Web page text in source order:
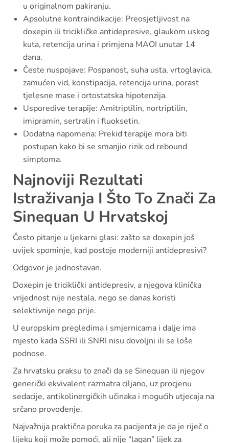
u originalnom pakiranju.
Apsolutne kontraindikacije: Preosjetljivost na
doxepin ili tricikličke antidepresive, glaukom uskog
kuta, retencija urina i primjena MAOI unutar 14
dana.
Česte nuspojave: Pospanost, suha usta, vrtoglavica,
zamućen vid, konstipacija, retencija urina, porast
tjelesne mase i ortostatska hipotenzija.
Usporedive terapije: Amitriptilin, nortriptilin,
imipramin, sertralin i fluoksetin.
Dodatna napomena: Prekid terapije mora biti
postupan kako bi se smanjio rizik od rebound
simptoma.
Najnoviji Rezultati
Istraživanja I Što To Znači Za
Sinequan U Hrvatskoj
Često pitanje u ljekarni glasi: zašto se doxepin još
uvijek spominje, kad postoje moderniji antidepresivi?
Odgovor je jednostavan.
Doxepin je triciklički antidepresiv, a njegova klinička
vrijednost nije nestala, nego se danas koristi
selektivnije nego prije.
U europskim pregledima i smjernicama i dalje ima
mjesto kada SSRI ili SNRI nisu dovoljni ili se loše
podnose.
Za hrvatsku praksu to znači da se Sinequan ili njegov
generički ekvivalent razmatra ciljano, uz procjenu
sedacije, antikolinergičkih učinaka i mogućih utjecaja na
srčano provođenje.
Najvažnija praktična poruka za pacijenta je da je riječ o
lijeku koji može pomoći, ali nije “lagan” lijek za